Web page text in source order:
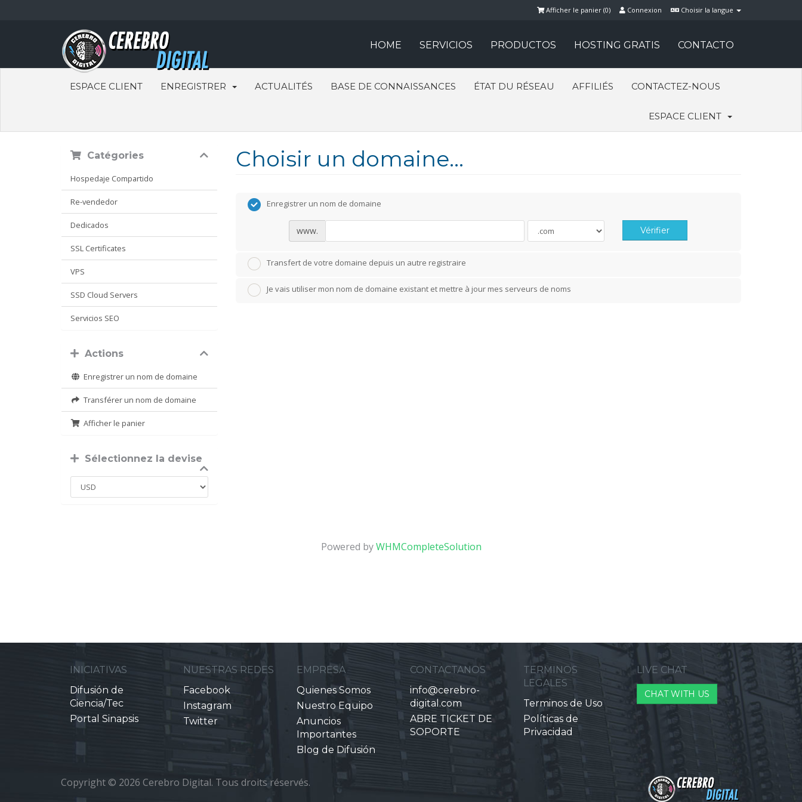
Choisir la langue
Connexion
Afficher le panier (0)
HOME SERVICIOS PRODUCTOS HOSTING GRATIS CONTACTO
ESPACE CLIENT ENREGISTRER ACTUALITÉS BASE DE CONNAISSANCES ÉTAT DU RÉSEAU AFFILIÉS CONTACTEZ-NOUS
ESPACE CLIENT
Choisir un domaine...
Catégories
Hospedaje Compartido
Re-vendedor
Dedicados
SSL Certificates
VPS
SSD Cloud Servers
Servicios SEO
Actions
Enregistrer un nom de domaine
Transférer un nom de domaine
Afficher le panier
Sélectionnez la devise
Enregistrer un nom de domaine
www. Vérifier
Transfert de votre domaine depuis un autre registraire
Je vais utiliser mon nom de domaine existant et mettre à jour mes serveurs de noms
Powered byWHMCompleteSolution
INICIATIVAS
Difusión de
Ciencia/Tec
Portal Sinapsis
NUESTRAS REDES
Facebook
Instagram
Twitter
EMPRESA
Quienes Somos
Nuestro Equipo
Anuncios
Importantes
Blog de Difusión
CONTACTANOS
info@cerebro-
digital.com
ABRE TICKET DE
SOPORTE
TERMINOS
LEGALES
Terminos de Uso
Políticas de
Privacidad
LIVE CHAT
CHAT WITH US
Copyright © 2026 Cerebro Digital. Tous droits réservés.